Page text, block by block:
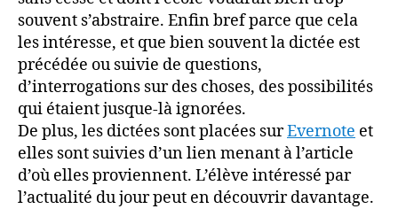
souvent s’abstraire. Enfin bref parce que cela
les intéresse, et que bien souvent la dictée est
précédée ou suivie de questions,
d’interrogations sur des choses, des possibilités
qui étaient jusque-là ignorées.
De plus, les dictées sont placées surEvernote et
elles sont suivies d’un lien menant à l’article
d’où elles proviennent. L’élève intéressé par
l’actualité du jour peut en découvrir davantage.